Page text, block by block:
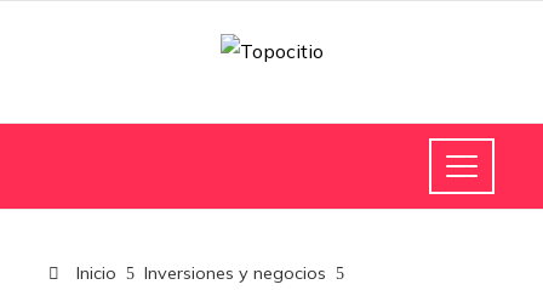
Inicio
Inversiones y negocios